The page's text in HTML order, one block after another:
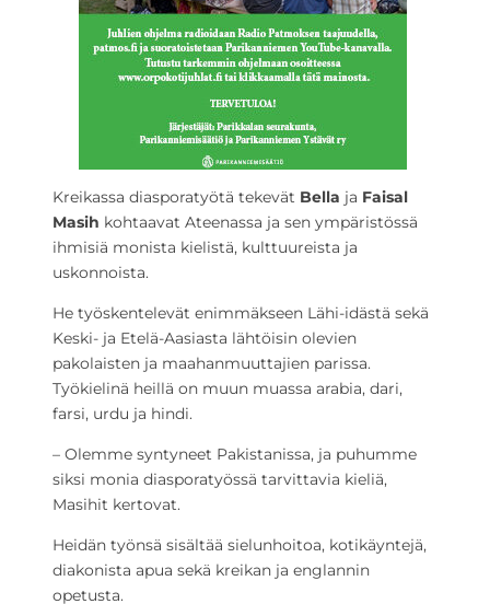
Kreikassa diasporatyötä tekevät Bella ja Faisal
Masih kohtaavat Ateenassa ja sen ympäristössä
ihmisiä monista kielistä, kulttuureista ja
uskonnoista.
He työskentelevät enimmäkseen Lähi-idästä sekä
Keski- ja Etelä-Aasiasta lähtöisin olevien
pakolaisten ja maahanmuuttajien parissa.
Työkielinä heillä on muun muassa arabia, dari,
farsi, urdu ja hindi.
– Olemme syntyneet Pakistanissa, ja puhumme
siksi monia diasporatyössä tarvittavia kieliä,
Masihit kertovat.
Heidän työnsä sisältää sielunhoitoa, kotikäyntejä,
diakonista apua sekä kreikan ja englannin
opetusta.